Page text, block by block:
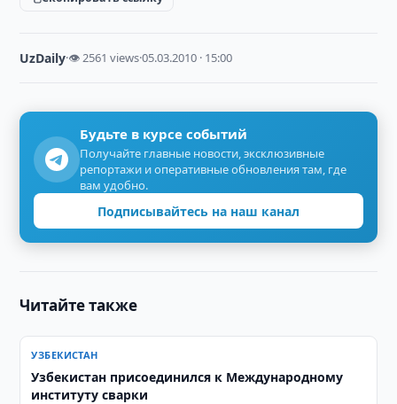
UzDaily·👁 2561 views·05.03.2010 · 15:00
Будьте в курсе событий
Получайте главные новости, эксклюзивные
репортажи и оперативные обновления там, где
вам удобно.
Подписывайтесь на наш канал
Читайте также
УЗБЕКИСТАН
Узбекистан присоединился к Международному
институту сварки